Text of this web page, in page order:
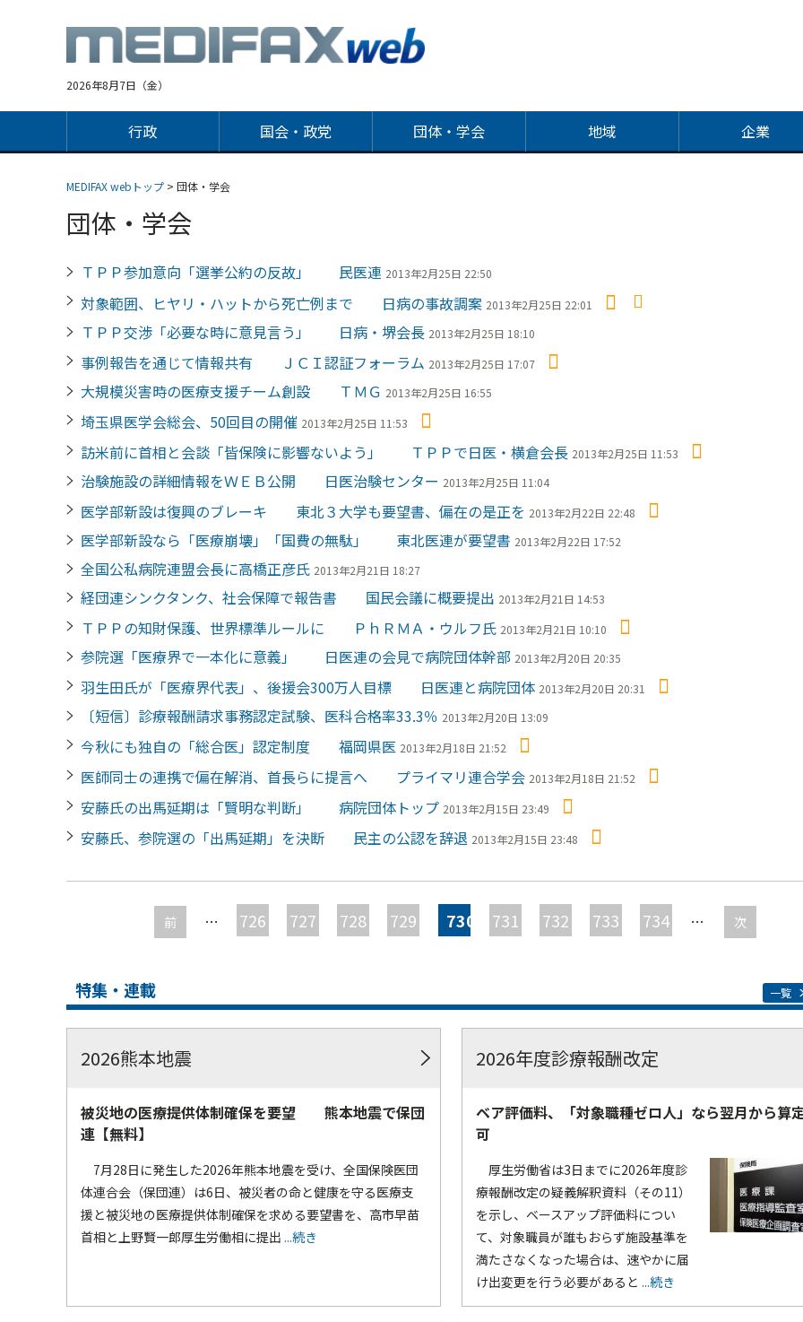
2026年8月7日（金）
行政 国会・政党 団体・学会 地域 企業
MEDIFAX webトップ > 団体・学会
団体・学会
ＴＰＰ参加意向「選挙公約の反故」 民医連 2013年2月25日 22:50
対象範囲、ヒヤリ・ハットから死亡例まで 日病の事故調案 2013年2月25日 22:01
ＴＰＰ交渉「必要な時に意見言う」 日病・堺会長 2013年2月25日 18:10
事例報告を通じて情報共有 ＪＣＩ認証フォーラム 2013年2月25日 17:07
大規模災害時の医療支援チーム創設 ＴＭＧ 2013年2月25日 16:55
埼玉県医学会総会、50回目の開催 2013年2月25日 11:53
訪米前に首相と会談「皆保険に影響ないよう」 ＴＰＰで日医・横倉会長 2013年2月25日 11:53
治験施設の詳細情報をＷＥＢ公開 日医治験センター 2013年2月25日 11:04
医学部新設は復興のブレーキ 東北３大学も要望書、偏在の是正を 2013年2月22日 22:48
医学部新設なら「医療崩壊」「国費の無駄」 東北医連が要望書 2013年2月22日 17:52
全国公私病院連盟会長に高橋正彦氏 2013年2月21日 18:27
経団連シンクタンク、社会保障で報告書 国民会議に概要提出 2013年2月21日 14:53
ＴＰＰの知財保護、世界標準ルールに ＰｈＲＭＡ・ウルフ氏 2013年2月21日 10:10
参院選「医療界で一本化に意義」 日医連の会見で病院団体幹部 2013年2月20日 20:35
羽生田氏が「医療界代表」、後援会300万人目標 日医連と病院団体 2013年2月20日 20:31
〔短信〕診療報酬請求事務認定試験、医科合格率33.3％ 2013年2月20日 13:09
今秋にも独自の「総合医」認定制度 福岡県医 2013年2月18日 21:52
医師同士の連携で偏在解消、首長らに提言へ プライマリ連合学会 2013年2月18日 21:52
安藤氏の出馬延期は「賢明な判断」 病院団体トップ 2013年2月15日 23:49
安藤氏、参院選の「出馬延期」を決断 民主の公認を辞退 2013年2月15日 23:48
ペ
前 … 726 727 728 729 730 731 732 733 734 … 次
特集・連載 一覧
2026熊本地震
被災地の医療提供体制確保を要望 熊本地震で保団
連【無料】
7月28日に発生した2026年熊本地震を受け、全国保険医団
体連合会（保団連）は6日、被災者の命と健康を守る医療支
援と被災地の医療提供体制確保を求める要望書を、高市早苗
首相と上野賢一郎厚生労働相に提出 ...続き
2026年度診療報酬改定
ベア評価料、「対象職種ゼロ人」なら翌月から算
可
厚生労働省は3日までに2026年度診
療報酬改定の疑義解釈資料（その11）
を示し、ベースアップ評価料につい
て、対象職員が誰もおらず施設基準を
満たさなくなった場合は、速やかに届
け出変更を行う必要があると ...続き